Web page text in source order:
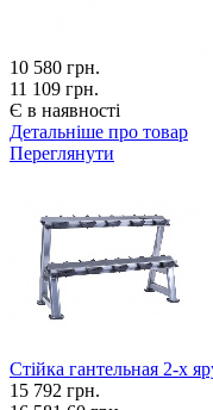
10 580 грн.
11 109 грн.
Є в наявності
Детальніше про товар
Переглянути
Стійка гантельная 2-х
15 792 грн.